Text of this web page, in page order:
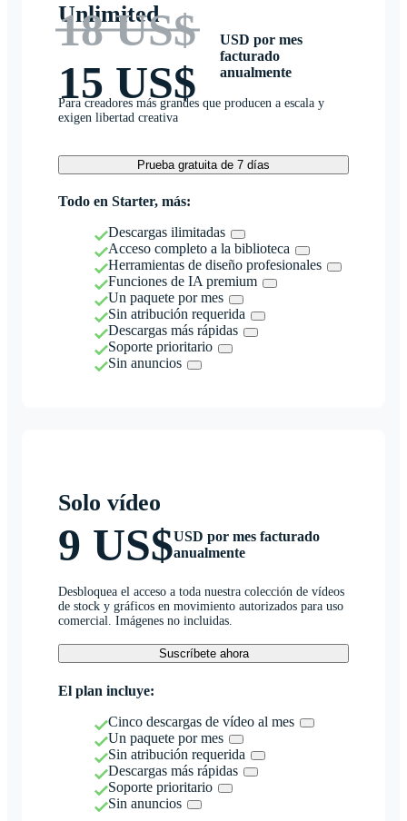
Unlimited
18 US$
15 US$
USD por mes
facturado
anualmente
Para creadores más grandes que producen a escala y
exigen libertad creativa
Prueba gratuita de 7 días
Todo en Starter, más:
Descargas ilimitadas
Acceso completo a la biblioteca
Herramientas de diseño profesionales
Funciones de IA premium
Un paquete por mes
Sin atribución requerida
Descargas más rápidas
Soporte prioritario
Sin anuncios
Solo vídeo
9 US$USD por mes facturado
anualmente
Desbloquea el acceso a toda nuestra colección de vídeos
de stock y gráficos en movimiento autorizados para uso
comercial. Imágenes no incluidas.
Suscríbete ahora
El plan incluye:
Cinco descargas de vídeo al mes
Un paquete por mes
Sin atribución requerida
Descargas más rápidas
Soporte prioritario
Sin anuncios